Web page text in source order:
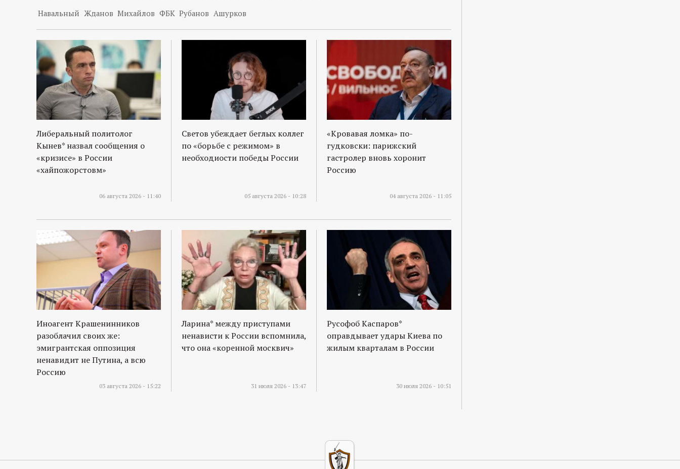
Навальный Жданов Михайлов ФБК Рубанов Ашурков
Либеральный политолог
Кынев* назвал сообщения о
«кризисе» в России
«хайпожорстовм»
06 августа 2026 - 11:40
Светов убеждает беглых коллег
по «борьбе с режимом» в
необходиости победы России
05 августа 2026 - 10:28
«Кровавая ломка» по-
гудковски: парижский
гастролер вновь хоронит
Россию
04 августа 2026 - 11:05
Иноагент Крашенинников
разоблачил своих же:
эмигрантская оппозиция
ненавидит не Путина, а всю
Россию
03 августа 2026 - 15:22
Ларина* между приступами
ненависти к России вспомнила,
что она «коренной москвич»
31 июля 2026 - 13:47
Русофоб Каспаров*
оправдывает удары Киева по
жилым кварталам в России
30 июля 2026 - 10:51